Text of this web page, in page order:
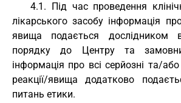
4.1. Під час проведення
лікарського засобу інформація
явища подається дослідником
порядку до Центру та
інформація про всі серйозні та/
реакції/явища додатково
питань етики.